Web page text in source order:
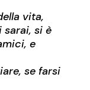
vita,
si è
e
se farsi